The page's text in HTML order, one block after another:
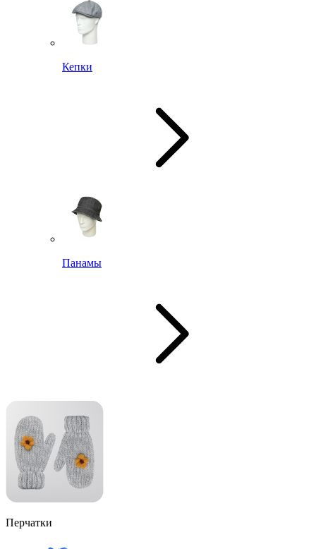
Кепки
Панамы
Перчатки